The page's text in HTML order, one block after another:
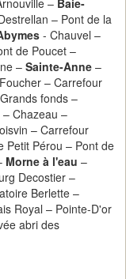
– Pont de la
- Chauvel –
de Poucet –
– Sainte-Anne –
– Carrefour
fonds –
Chazeau –
– Carrefour
Petit Pérou – Pont de
Morne à l'eau –
Decostier –
Berlette –
Royal – Pointe-D'or
abri des